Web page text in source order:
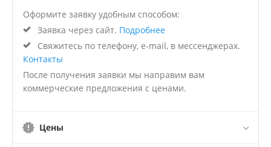
Оформите заявку удобным способом:
Заявка через сайт. Подробнее
Свяжитесь по телефону, e-mail, в мессенджерах.
Контакты
После получения заявки мы направим вам
коммерческие предложения с ценами.
Цены